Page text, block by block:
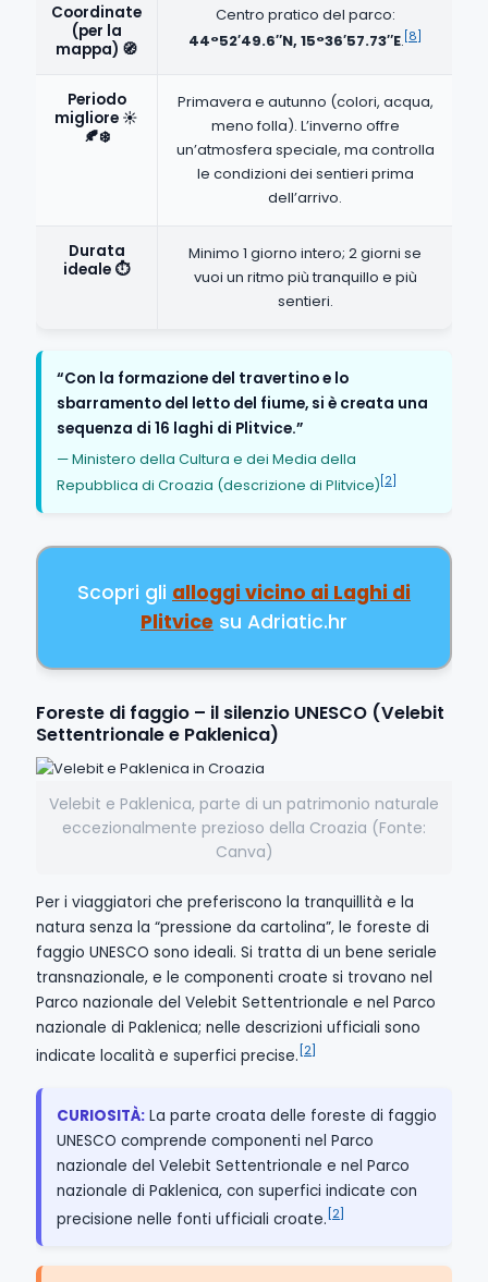
Coordinate
(per la
mappa) 🧭
Centro pratico del parco:
44°52′49.6″N, 15°36′57.73″E. [8]
Periodo
migliore ☀️
🍂❄️
Primavera e autunno (colori, acqua,
meno folla). L’inverno offre
un’atmosfera speciale, ma controlla
le condizioni dei sentieri prima
dell’arrivo.
Durata
ideale ⏱️
Minimo 1 giorno intero; 2 giorni se
vuoi un ritmo più tranquillo e più
sentieri.
“Con la formazione del travertino e lo
sbarramento del letto del fiume, si è creata una
sequenza di 16 laghi di Plitvice.”
— Ministero della Cultura e dei Media della
Repubblica di Croazia (descrizione di Plitvice) [2]
Scopri gli alloggi vicino ai Laghi di
Plitvice su Adriatic.hr
Foreste di faggio – il silenzio UNESCO (Velebit
Settentrionale e Paklenica)
Velebit e Paklenica, parte di un patrimonio naturale
eccezionalmente prezioso della Croazia (Fonte:
Canva)
Per i viaggiatori che preferiscono la tranquillità e la
natura senza la “pressione da cartolina”, le foreste di
faggio UNESCO sono ideali. Si tratta di un bene seriale
transnazionale, e le componenti croate si trovano nel
Parco nazionale del Velebit Settentrionale e nel Parco
nazionale di Paklenica; nelle descrizioni ufficiali sono
indicate località e superfici precise. [2]
CURIOSITÀ: La parte croata delle foreste di faggio
UNESCO comprende componenti nel Parco
nazionale del Velebit Settentrionale e nel Parco
nazionale di Paklenica, con superfici indicate con
precisione nelle fonti ufficiali croate.[2]